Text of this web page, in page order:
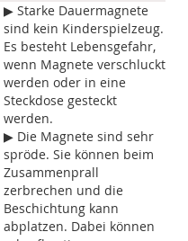
▶ Starke Dauermagnete
sind kein Kinderspielzeug.
Es besteht Lebensgefahr,
wenn Magnete verschluckt
werden oder in eine
Steckdose gesteckt
werden.
▶ Die Magnete sind sehr
spröde. Sie können beim
Zusammenprall
zerbrechen und die
Beschichtung kann
abplatzen. Dabei können